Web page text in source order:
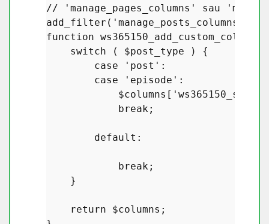
// 'manage_pages_columns' sau
add_filter ( 'manage_posts_columns'
function
switch ( $post_type ) {
case
'post' :
case
'episode' :
$columns [
break;
default :
break;
    }
return $columns ;